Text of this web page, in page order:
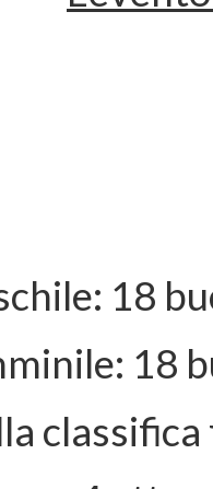
18
18
classifica